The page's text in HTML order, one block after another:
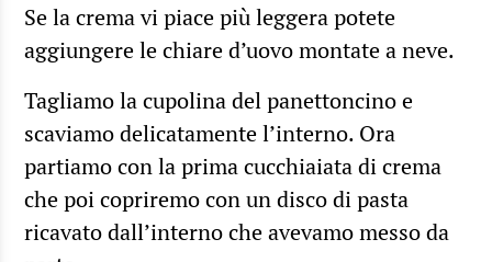
Se la crema vi piace più leggera potete
aggiungere le chiare d’uovo montate a neve.
Tagliamo la cupolina del panettoncino e
scaviamo delicatamente l’interno. Ora
partiamo con la prima cucchiaiata di crema
che poi copriremo con un disco di pasta
ricavato dall’interno che avevamo messo da